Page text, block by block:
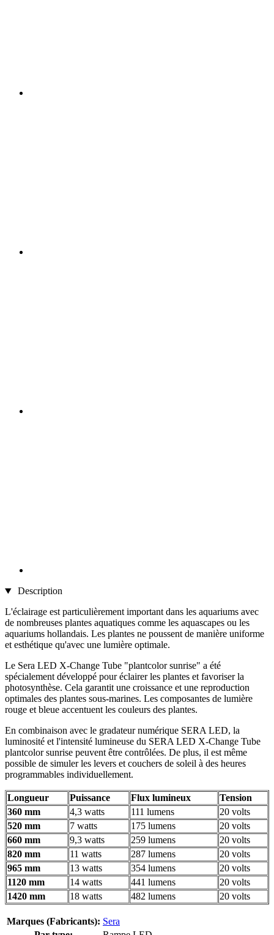
Description
L'éclairage est particulièrement important dans les aquariums avec
de nombreuses plantes aquatiques comme les aquascapes ou les
aquariums hollandais. Les plantes ne poussent de manière uniforme
et esthétique qu'avec une lumière optimale.
Le Sera LED X-Change Tube "plantcolor sunrise" a été
spécialement développé pour éclairer les plantes et favoriser la
photosynthèse. Cela garantit une croissance et une reproduction
optimales des plantes sous-marines. Les composantes de lumière
rouge et bleue accentuent les couleurs des plantes.
En combinaison avec le gradateur numérique SERA LED, la
luminosité et l'intensité lumineuse du SERA LED X-Change Tube
plantcolor sunrise peuvent être contrôlées. De plus, il est même
possible de simuler les levers et couchers de soleil à des heures
programmables individuellement.
Longueur Puissance Flux lumineux
Tension
360 mm
4,3 watts 111 lumens
20 volts
520 mm
7 watts 175 lumens
20 volts
660 mm
9,3 watts 259 lumens
20 volts
820 mm
11 watts 287 lumens
20 volts
965 mm
13 watts 354 lumens
20 volts
1120 mm
14 watts 441 lumens
20 volts
1420 mm
18 watts 482 lumens 20 volts
Marques (Fabricants): Sera